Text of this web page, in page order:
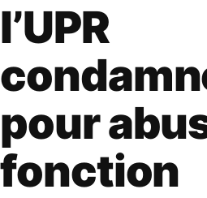
l’UPR
pour
fonction